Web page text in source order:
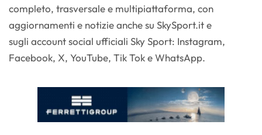
completo, trasversale e multipiattaforma, con
aggiornamenti e notizie anche su SkySport.it e
sugli account social ufficiali Sky Sport: Instagram,
Facebook, X, YouTube, Tik Tok e WhatsApp.